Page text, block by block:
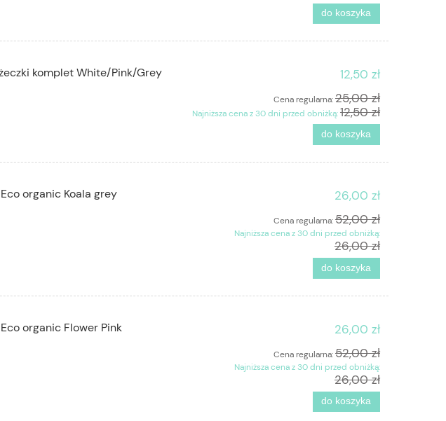
do koszyka
komplet White/Pink/Grey 12,50 zł
Cena regularna:25,00 zł
Najniższa cena z 30 dni przed obniżką:12,50 zł
do koszyka
organic Koala grey 26,00 zł
Cena regularna:52,00 zł
Najniższa cena z 30 dni przed obniżką:
26,00 zł
do koszyka
organic Flower Pink 26,00 zł
Cena regularna:52,00 zł
Najniższa cena z 30 dni przed obniżką:
26,00 zł
do koszyka